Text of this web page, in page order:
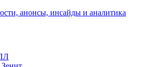
анонсы, инсайды и аналитика